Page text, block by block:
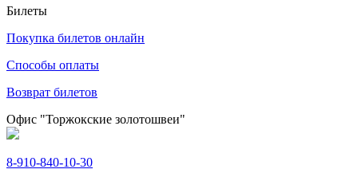
Билеты
Покупка билетов онлайн
Способы оплаты
Возврат билетов
Офис "Торжокские золотошвеи"
8-910-840-10-30